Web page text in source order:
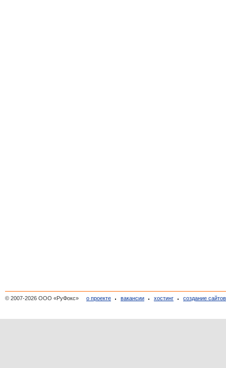
© 2007-2026 ООО «РуФокс» о проекте вакансии хостинг создание сайтов